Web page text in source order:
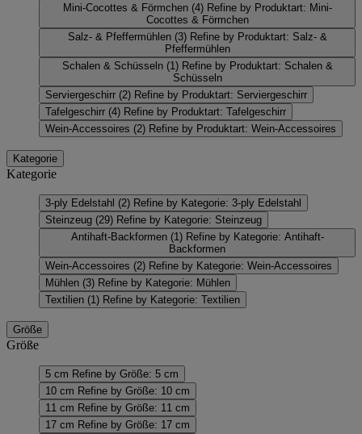
Mini-Cocottes & Förmchen (4) Refine by Produktart: Mini-
Cocottes & Förmchen
Salz- & Pfeffermühlen (3) Refine by Produktart: Salz- &
Pfeffermühlen
Schalen & Schüsseln (1) Refine by Produktart: Schalen &
Schüsseln
Serviergeschirr (2) Refine by Produktart: Serviergeschirr
Tafelgeschirr (4) Refine by Produktart: Tafelgeschirr
Wein-Accessoires (2) Refine by Produktart: Wein-Accessoires
Kategorie
Kategorie
3-ply Edelstahl (2) Refine by Kategorie: 3-ply Edelstahl
Steinzeug (29) Refine by Kategorie: Steinzeug
Antihaft-Backformen (1) Refine by Kategorie: Antihaft-
Backformen
Wein-Accessoires (2) Refine by Kategorie: Wein-Accessoires
Mühlen (3) Refine by Kategorie: Mühlen
Textilien (1) Refine by Kategorie: Textilien
Größe
Größe
5 cm Refine by Größe: 5 cm
10 cm Refine by Größe: 10 cm
11 cm Refine by Größe: 11 cm
17 cm Refine by Größe: 17 cm